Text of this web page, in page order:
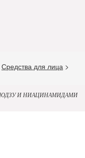
Средства для лица >
ЮДЗУ И НИАЦИНАМИДАМИ